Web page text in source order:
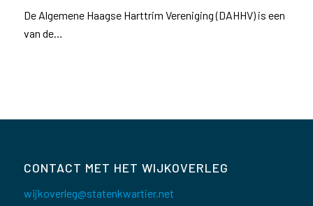
De Algemene Haagse Harttrim Vereniging (DAHHV) is een
van de…
CONTACT MET HET WIJKOVERLEG
wijkoverleg@statenkwartier.net